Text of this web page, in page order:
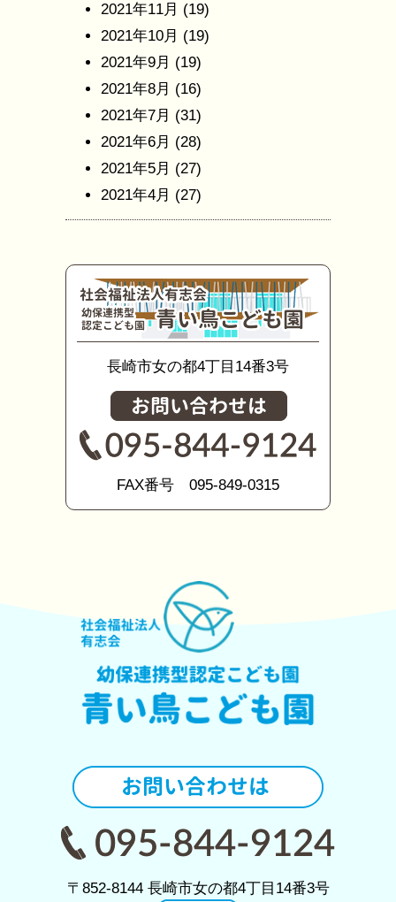
2021年11月 (19)
2021年10月 (19)
2021年9月 (19)
2021年8月 (16)
2021年7月 (31)
2021年6月 (28)
2021年5月 (27)
2021年4月 (27)
長崎市女の都4丁目14番3号
FAX番号 095-849-0315
〒852-8144 長崎市女の都4丁目14番3号